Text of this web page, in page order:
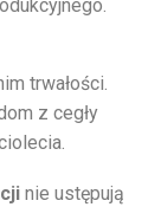
trwałości.
z cegły
nie ustępują